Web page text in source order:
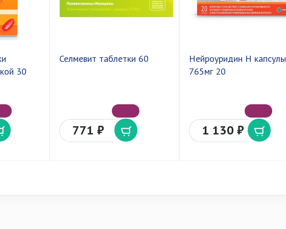
30
Селмевит таблетки 60
771 ₽
Нейроуридин Н капсулы
765мг 20
1 130 ₽